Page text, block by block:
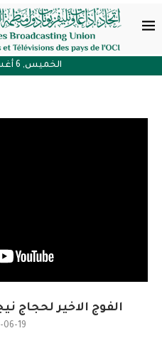
الخميس, 6 أغسطس , 2026
الفوج الاخير لحجاج
06-19